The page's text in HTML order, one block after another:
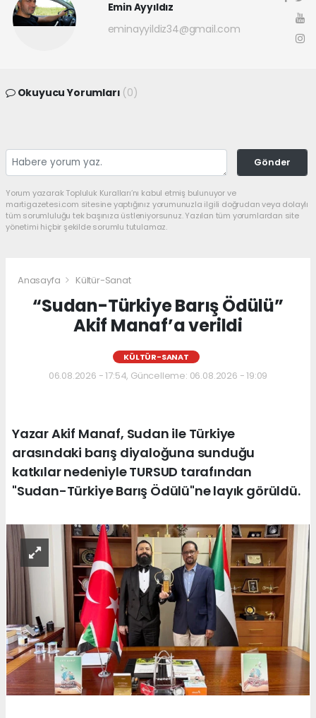
Emin Ayyıldız
eminayyildiz34@gmail.com
Okuyucu Yorumları (0)
Gönder
Yorum yazarak Topluluk Kuralları’nı kabul etmiş bulunuyor ve
martigazetesi.com sitesine yaptığınız yorumunuzla ilgili doğrudan veya dolaylı
tüm sorumluluğu tek başınıza üstleniyorsunuz. Yazılan tüm yorumlardan site
yönetimi hiçbir şekilde sorumlu tutulamaz.
Anasayfa Kültür-Sanat
“Sudan-Türkiye Barış Ödülü”
Akif Manaf’a verildi
KÜLTÜR-SANAT
06.08.2026 - 17:54, Güncelleme: 06.08.2026 - 19:09
Yazar Akif Manaf, Sudan ile Türkiye
arasındaki barış diyaloğuna sunduğu
katkılar nedeniyle TURSUD tarafından
"Sudan-Türkiye Barış Ödülü"ne layık görüldü.